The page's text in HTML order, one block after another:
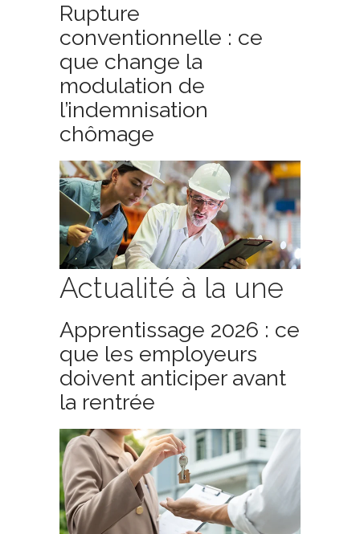
Rupture
conventionnelle : ce
que change la
modulation de
l’indemnisation
chômage
Actualité à la une
Apprentissage 2026 : ce
que les employeurs
doivent anticiper avant
la rentrée